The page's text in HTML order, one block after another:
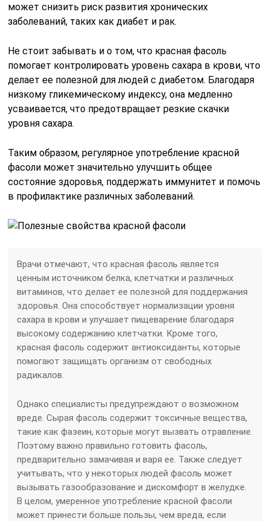
может снизить риск развития хронических
заболеваний, таких как диабет и рак.
Не стоит забывать и о том, что красная фасоль
помогает контролировать уровень сахара в крови, что
делает ее полезной для людей с диабетом. Благодаря
низкому гликемическому индексу, она медленно
усваивается, что предотвращает резкие скачки
уровня сахара.
Таким образом, регулярное употребление красной
фасоли может значительно улучшить общее
состояние здоровья, поддержать иммунитет и помочь
в профилактике различных заболеваний.
Врачи отмечают, что красная фасоль является
ценным источником белка, клетчатки и различных
витаминов, что делает ее полезной для поддержания
здоровья. Она способствует нормализации уровня
сахара в крови и улучшает пищеварение благодаря
высокому содержанию клетчатки. Кроме того,
красная фасоль содержит антиоксиданты, которые
помогают защищать организм от свободных
радикалов.
Однако специалисты предупреждают о возможном
вреде. Сырая фасоль содержит токсичные вещества,
такие как фазеин, которые могут вызвать отравление.
Поэтому важно правильно готовить фасоль,
предварительно замачивая и варя ее. Также следует
учитывать, что у некоторых людей фасоль может
вызывать газообразование и дискомфорт в желудке.
В целом, умеренное употребление красной фасоли
может принести больше пользы, чем вреда, если